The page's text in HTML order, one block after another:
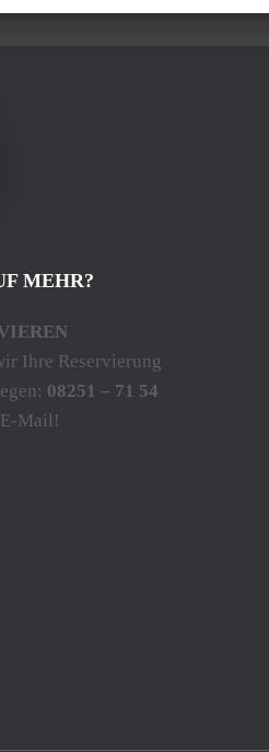
MEHR?
Ihre Reservierung
08251 – 71 54
Mail!